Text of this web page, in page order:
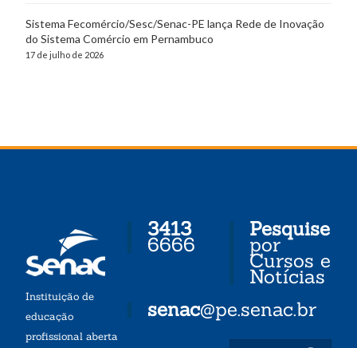
Sistema Fecomércio/Sesc/Senac-PE lança Rede de Inovação
do Sistema Comércio em Pernambuco
17 de julho de 2026
Instituição de
educação
profissional aberta
3413
6666
senac@pe.senac.br
Pesquise
por
Cursos e
Notícias